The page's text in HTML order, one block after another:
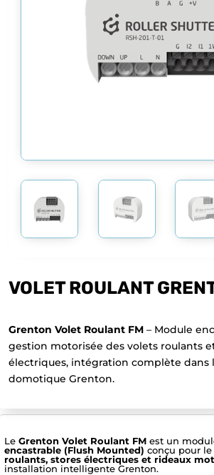
VOLET ROULANT
Grenton Volet Roulant FM – Module
gestion motorisée des volets roulants
électriques, intégration complète dans
domotique Grenton.
Le Grenton Volet Roulant FM est un
encastrable (Flush Mounted) conçu pour
roulants, stores électriques et rideaux
installation intelligente Grenton.